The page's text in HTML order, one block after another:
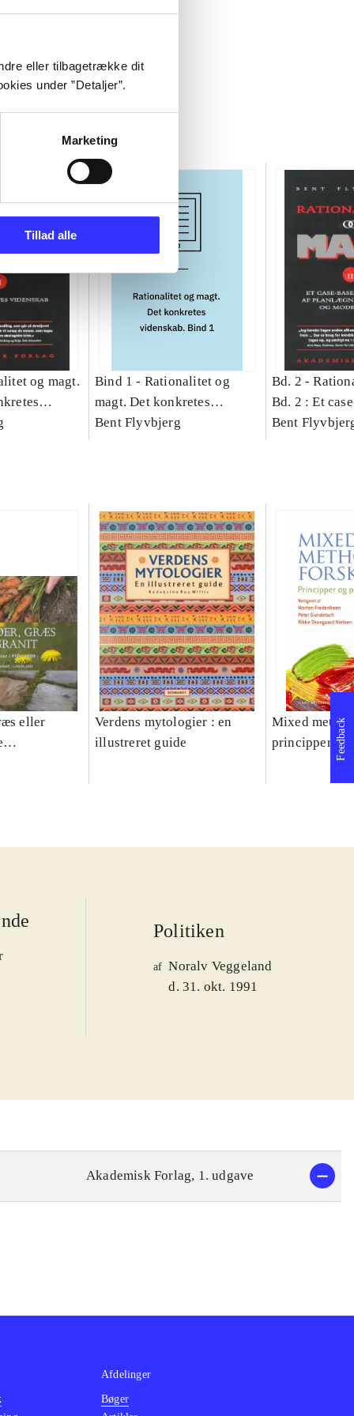
eller tilbagetrække dit
under ”Detaljer”.
Marketing
Tillad alle
og magt.
Bind 1 - Rationalitet og
magt. Det konkretes
videnskab. Bind 1
Bent Flyvbjerg
Bd. 2 -
Bd. 2 : Et
studie af
Bent
eller
Verdens mytologier : en
illustreret guide
Mixed
principper og
Politiken
af Noralv Veggeland
d. 31. okt. 1991
Akademisk Forlag, 1. udgave
Feedback
Afdelinger
Bøger